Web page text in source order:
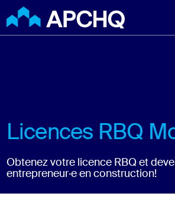
Licences RBQ
Obtenez votre licence RBQ et
entrepreneur·e en construction!